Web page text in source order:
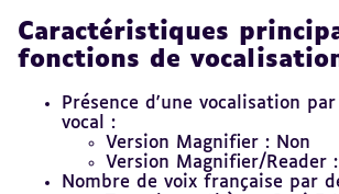
Caractéristiques
fonctions de
Présence d'une vocalisation
vocal :
Version Magnifier : Non
Version Magnifier/Reader
Nombre de voix française par